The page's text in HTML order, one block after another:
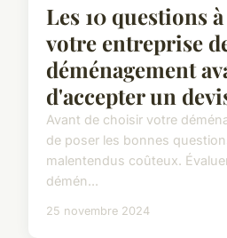
Les 10 questions
votre entreprise
déménagement
d'accepter un
Avant de choisir votre
de poser les bonnes
malentendus coûteux.
démén...
25 novembre 2024